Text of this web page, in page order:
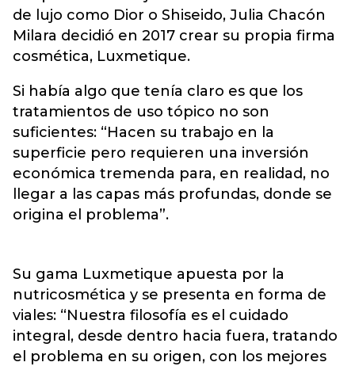
de lujo como Dior o Shiseido, Julia Chacón
Milara decidió en 2017 crear su propia firma
cosmética, Luxmetique.
Si había algo que tenía claro es que los
tratamientos de uso tópico no son
suficientes: “Hacen su trabajo en la
superficie pero requieren una inversión
económica tremenda para, en realidad, no
llegar a las capas más profundas, donde se
origina el problema”.
Su gama Luxmetique apuesta por la
nutricosmética y se presenta en forma de
viales: “Nuestra filosofía es el cuidado
integral, desde dentro hacia fuera, tratando
el problema en su origen, con los mejores